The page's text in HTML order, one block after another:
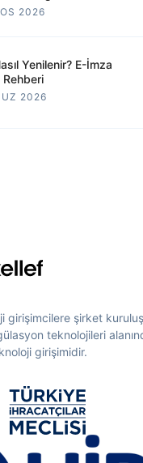
2026
Yenilenir? E-İmza
Rehberi
2026
girişimcilere şirket
teknolojileri
girişimidir.